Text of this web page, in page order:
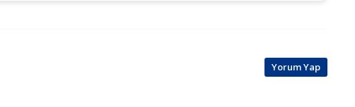
Yorum Yap